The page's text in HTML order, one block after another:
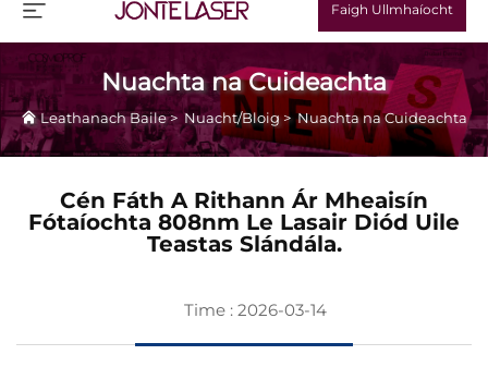
Faigh Ullmhaíocht
Nuachta na Cuideachta
Leathanach Baile>Nuacht/Bloig>Nuachta na Cuideachta
Cén Fáth A Rithann Ár Mheaisín
Fótaíochta 808nm Le Lasair Diód Uile
Teastas Slándála.
Time : 2026-03-14